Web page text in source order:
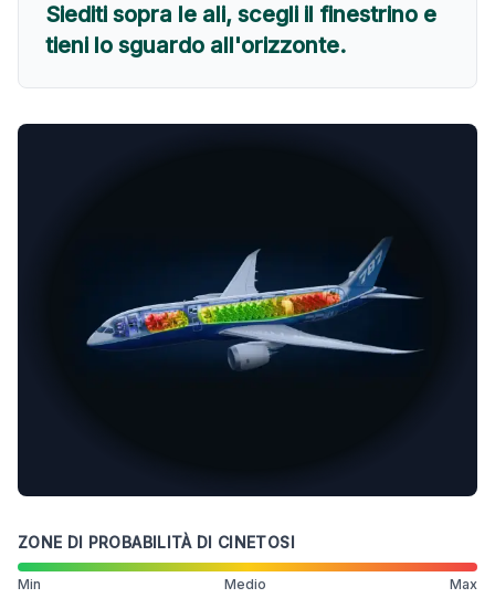
Siediti sopra le ali, scegli il finestrino e
tieni lo sguardo all'orizzonte.
ZONE DI PROBABILITÀ DI CINETOSI
Min Medio Max